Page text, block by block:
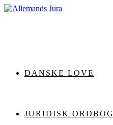
Skip
DANSKE LOVE
JURIDISK ORDBOG